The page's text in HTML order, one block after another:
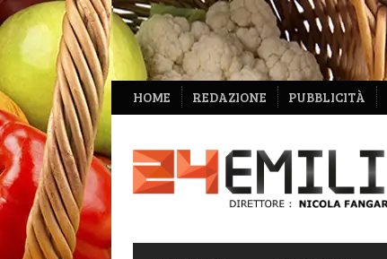
NAVIGAZIONE
SECONDARIA
HOME REDAZIONE PUBBLICITÀ
NAVIGAZIONE